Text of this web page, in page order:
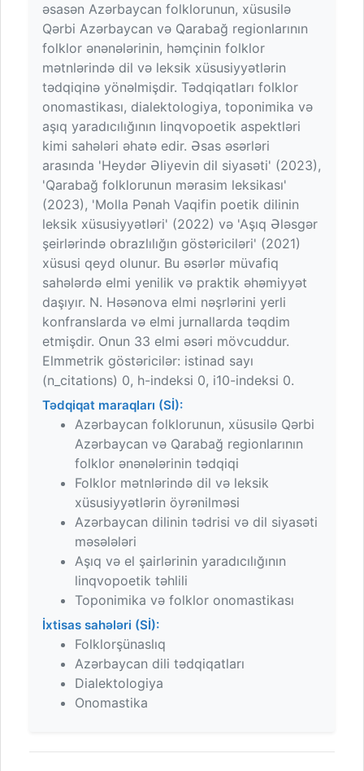
əsasən Azərbaycan folklorunun, xüsusilə
Qərbi Azərbaycan və Qarabağ regionlarının
folklor ənənələrinin, həmçinin folklor
mətnlərində dil və leksik xüsusiyyətlərin
tədqiqinə yönəlmişdir. Tədqiqatları folklor
onomastikası, dialektologiya, toponimika və
aşıq yaradıcılığının linqvopoetik aspektləri
kimi sahələri əhatə edir. Əsas əsərləri
arasında 'Heydər Əliyevin dil siyasəti' (2023),
'Qarabağ folklorunun mərasim leksikası'
(2023), 'Molla Pənah Vaqifin poetik dilinin
leksik xüsusiyyətləri' (2022) və 'Aşıq Ələsgər
şeirlərində obrazlılığın göstəriciləri' (2021)
xüsusi qeyd olunur. Bu əsərlər müvafiq
sahələrdə elmi yenilik və praktik əhəmiyyət
daşıyır. N. Həsənova elmi nəşrlərini yerli
konfranslarda və elmi jurnallarda təqdim
etmişdir. Onun 33 elmi əsəri mövcuddur.
Elmmetrik göstəricilər: istinad sayı
(n_citations) 0, h-indeksi 0, i10-indeksi 0.
Tədqiqat maraqları (Sİ):
Azərbaycan folklorunun, xüsusilə Qərbi
Azərbaycan və Qarabağ regionlarının
folklor ənənələrinin tədqiqi
Folklor mətnlərində dil və leksik
xüsusiyyətlərin öyrənilməsi
Azərbaycan dilinin tədrisi və dil siyasəti
məsələləri
Aşıq və el şairlərinin yaradıcılığının
linqvopoetik təhlili
Toponimika və folklor onomastikası
İxtisas sahələri (Sİ):
Folklorşünaslıq
Azərbaycan dili tədqiqatları
Dialektologiya
Onomastika